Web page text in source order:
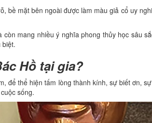
bề mặt bên ngoài được làm màu giả cổ uy
còn mang nhiều ý nghĩa phong thủy học sâu
biệt.
Hồ tại gia?
để thể hiện tấm lòng thành kính, sự biết ơn,
sống.